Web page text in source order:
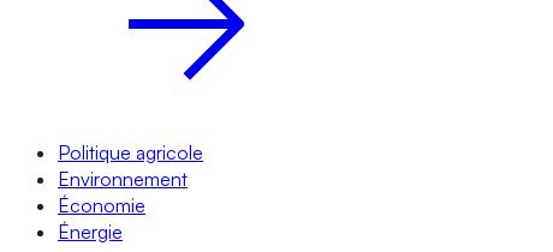
Politique agricole
Environnement
Économie
Énergie